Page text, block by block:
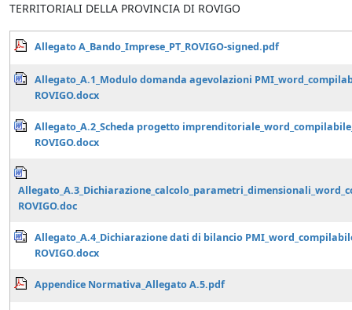
TERRITORIALI DELLA PROVINCIA DI ROVIGO
Allegato A_Bando_Imprese_PT_ROVIGO-signed.pdf
Allegato_A.1_Modulo domanda agevolazioni
ROVIGO.docx
Allegato_A.2_Scheda progetto
ROVIGO.docx
ROVIGO.doc
Allegato_A.4_Dichiarazione dati di bilancio
ROVIGO.docx
Appendice Normativa_Allegato A.5.pdf